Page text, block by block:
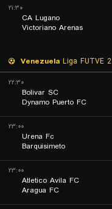
۲۱:۳۰
CA Lugano
Victoriano Arenas
Venezuela Liga FUTVE 2
۲۲:۳۰
Bolivar SC
Dynamo Puerto FC
۲۳:۰۰
Urena Fc
Barquisimeto
۲۳:۰۰
Atletico Avila FC
Aragua FC